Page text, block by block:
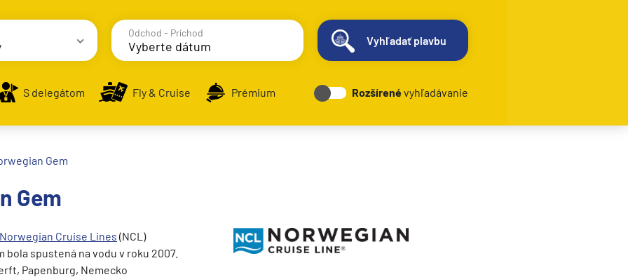
Odchod - Príchod
Vyhľadať plavbu
S delegátom Fly & Cruise Prémium Rozšírenévyhľadávanie
Gem
Gem
Norwegian Cruise Lines (NCL)
bola spustená na vodu v roku 2007.
Papenburg, Nemecko